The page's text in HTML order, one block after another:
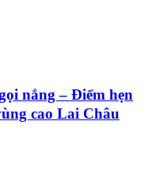
nắng – Điểm hẹn
cao Lai Châu